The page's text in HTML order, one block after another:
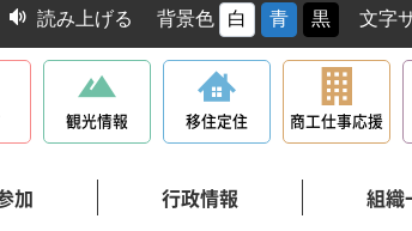
読み上げる 背景色 白 青 黒 文字
観光情報 移住定住 商工仕事応援
加 行政情報 組織